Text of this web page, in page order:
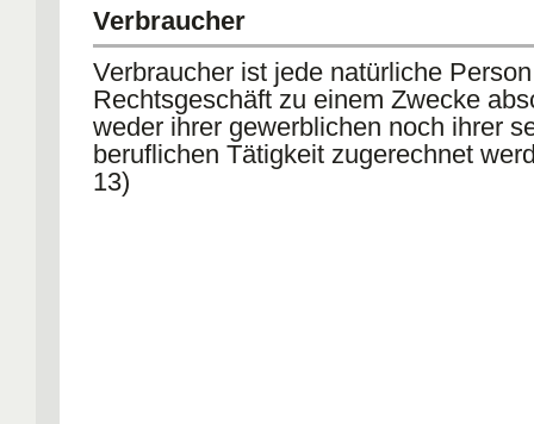
Verbraucher
Verbraucher ist jede natürliche
Rechtsgeschäft zu einem Zwecke
weder ihrer gewerblichen noch ihrer
beruflichen Tätigkeit zugerechnet
13)